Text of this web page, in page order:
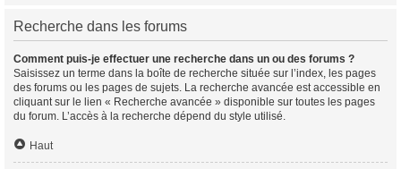
Recherche dans les forums
Comment puis-je effectuer une recherche dans un ou des forums ?
Saisissez un terme dans la boîte de recherche située sur l’index, les pages
des forums ou les pages de sujets. La recherche avancée est accessible en
cliquant sur le lien « Recherche avancée » disponible sur toutes les pages
du forum. L’accès à la recherche dépend du style utilisé.
Haut